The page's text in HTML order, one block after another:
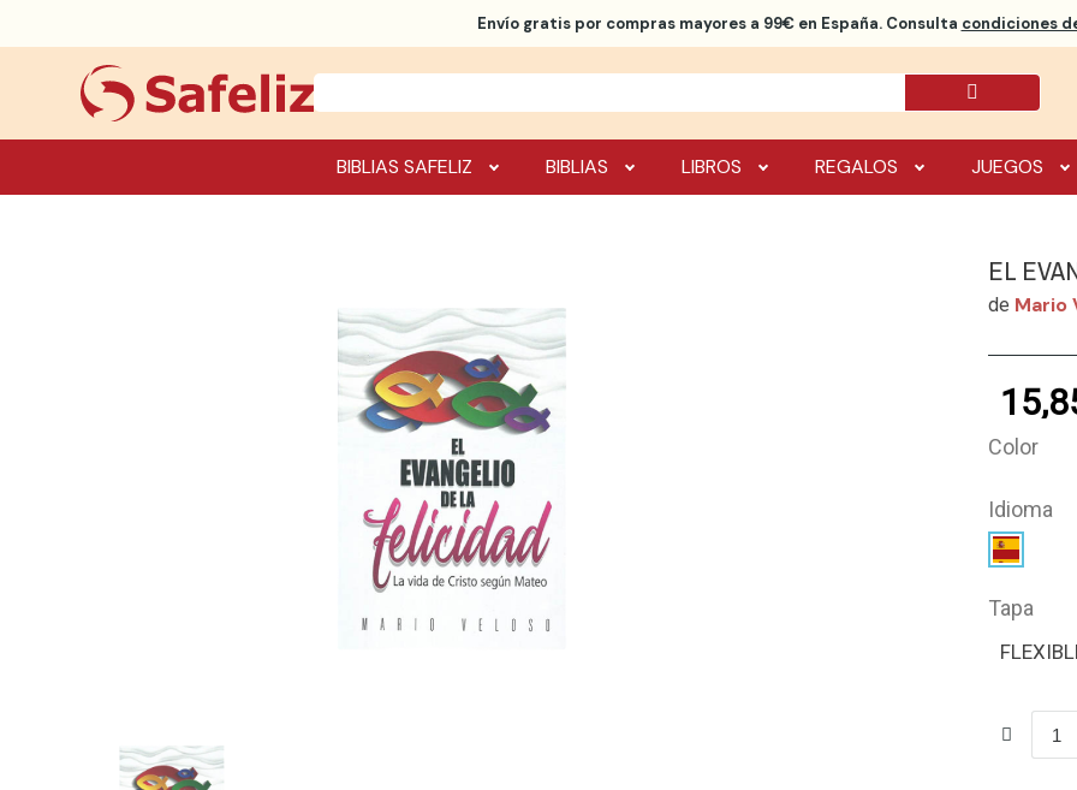
Envío gratispor compras mayores a 99€ en España. Consulta condiciones
BIBLIAS SAFELIZ BIBLIAS LIBROS REGALOS JUEGOS
EL
de Mario
Color
Idioma
Tapa